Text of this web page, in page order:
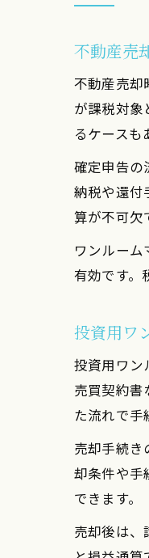
不動産売
不動産売却
が課税対象
るケースも
確定申告の
納税や還付
算が不可欠
ワンルー
有効です。
投資用ワ
投資用ワン
売買契約書
た流れで手
売却手続き
却条件や手
できます。
売却後は、